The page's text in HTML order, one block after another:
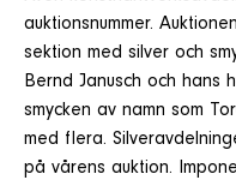
auktionsnummer.
sektion med silver och
Bernd Janusch och hans
smycken av namn som
med flera.
på vårens auktion.